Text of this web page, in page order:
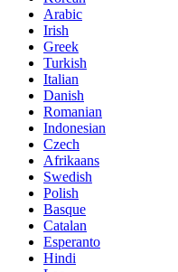
Arabic
Irish
Greek
Turkish
Italian
Danish
Romanian
Indonesian
Czech
Afrikaans
Swedish
Polish
Basque
Catalan
Esperanto
Hindi